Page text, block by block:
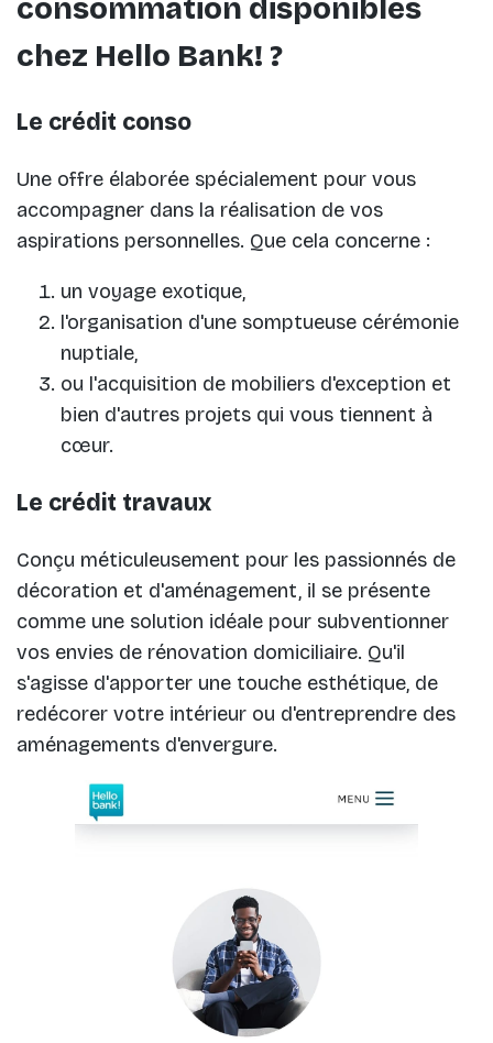
consommation disponibles
chez Hello Bank! ?
Le crédit conso
Une offre élaborée spécialement pour vous
accompagner dans la réalisation de vos
aspirations personnelles. Que cela concerne :
un voyage exotique,
l'organisation d'une somptueuse cérémonie
nuptiale,
ou l'acquisition de mobiliers d'exception et
bien d'autres projets qui vous tiennent à
cœur.
Le crédit travaux
Conçu méticuleusement pour les passionnés de
décoration et d'aménagement, il se présente
comme une solution idéale pour subventionner
vos envies de rénovation domiciliaire. Qu'il
s'agisse d'apporter une touche esthétique, de
redécorer votre intérieur ou d'entreprendre des
aménagements d'envergure.